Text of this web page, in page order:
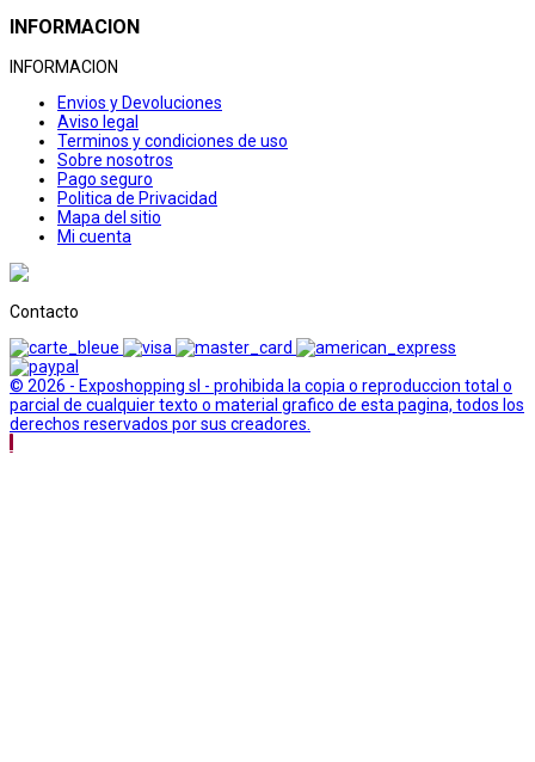
INFORMACION
INFORMACION
Envios y Devoluciones
Aviso legal
Terminos y condiciones de uso
Sobre nosotros
Pago seguro
Politica de Privacidad
Mapa del sitio
Mi cuenta
Contacto
© 2026 - Exposhopping sl - prohibida la copia o reproduccion total o
parcial de cualquier texto o material grafico de esta pagina, todos los
derechos reservados por sus creadores.